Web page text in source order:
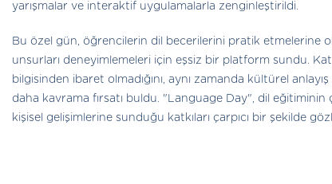
yarışmalar ve interaktif uygulamalarla zenginleştirildi.
Bu özel gün, öğrencilerin dil becerilerini pratik etmelerine
unsurları deneyimlemeleri için eşsiz bir platform sundu.
bilgisinden ibaret olmadığını, aynı zamanda kültürel
daha kavrama fırsatı buldu. "Language Day", dil
kişisel gelişimlerine sunduğu katkıları çarpıcı bir şekilde